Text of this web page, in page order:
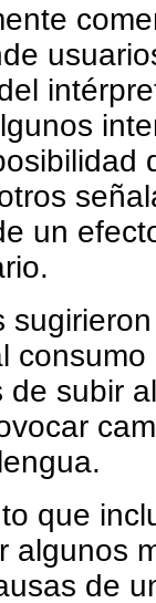
un
subir
que
algunos
de